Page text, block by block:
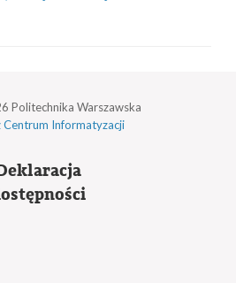
Politechnika Warszawska
Centrum Informatyzacji